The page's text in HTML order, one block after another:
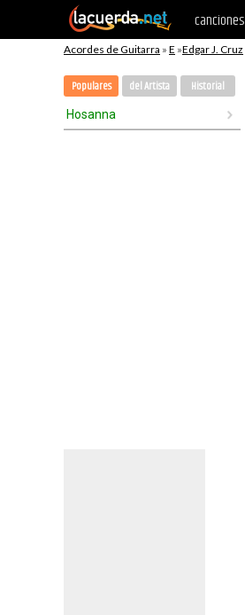
canciones
Acordes de Guitarra » E »Edgar J. Cruz
Populares del Artista Historial
Hosanna